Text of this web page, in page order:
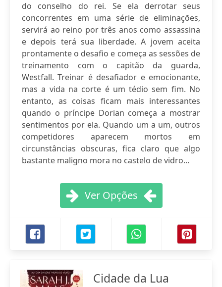
do conselho do rei. Se ela derrotar seus
concorrentes em uma série de eliminações,
servirá ao reino por três anos como assassina
e depois terá sua liberdade. A jovem aceita
prontamente o desafio e começa as sessões de
treinamento com o capitão da guarda,
Westfall. Treinar é desafiador e emocionante,
mas a vida na corte é um tédio sem fim. No
entanto, as coisas ficam mais interessantes
quando o príncipe Dorian começa a mostrar
sentimentos por ela. Quando um a um, outros
competidores aparecem mortos em
circunstâncias obscuras, fica claro que algo
bastante maligno mora no castelo de vidro...
Ver Opções
Cidade da Lua